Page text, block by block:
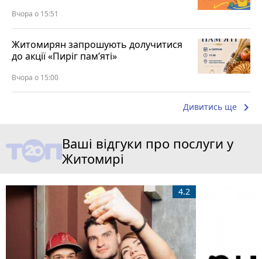
Вчора о 15:51
Житомирян запрошують долучитися
до акції «Пиріг пам’яті»
Вчора о 15:00
Дивитись ще keyboard_arrow_right
Ваші відгуки про послуги у
Житомирі
4.2